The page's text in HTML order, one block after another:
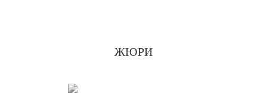
ЖЮРИ